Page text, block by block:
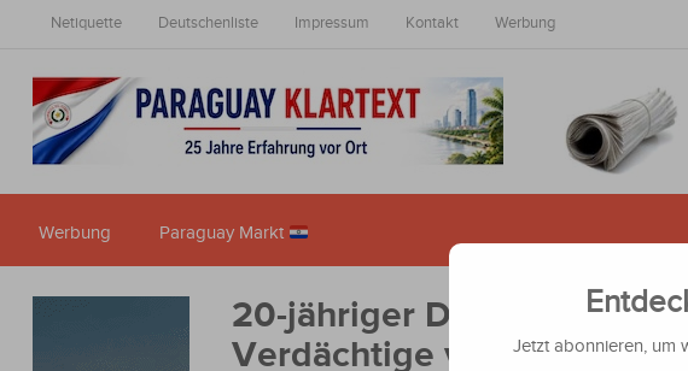
Netiquette Deutschenliste Impressum Kontakt Werbung
Werbung Paraguay Markt
20-jähriger
Verdächtige verhaftetJetzt abonnieren, um